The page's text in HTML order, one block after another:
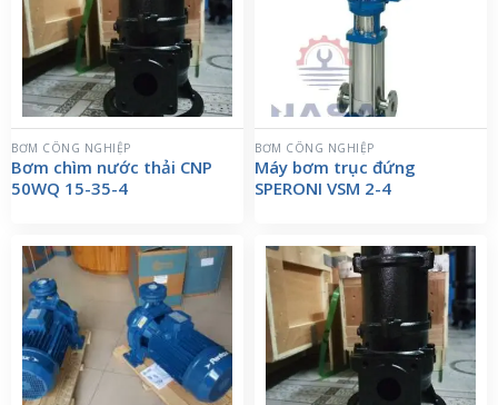
BƠM CÔNG NGHIỆP
Bơm chìm nước thải CNP
50WQ 15-35-4
BƠM CÔNG NGHIỆP
Máy bơm trục đứng
SPERONI VSM 2-4